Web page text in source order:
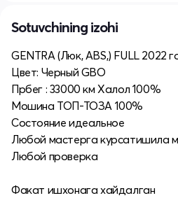
Sotuvchining izohi
GENTRA (Люк, ABS,) FULL 2022
Цвет: Черный GBO
Прбег : 33000 км Халол 100%
Мошина ТОП-ТОЗА 100%
Состояние идеальное
Любой мастерга курсатишила
Любой проверка
Факат ишхонага хайдалган